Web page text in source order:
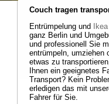
Couch tragen
Entrümpelung und
ganz Berlin und
und professionell Sie
entrümpeln, umziehen
etwas zu
Ihnen ein geeignetes
Transport? Kein
erledigen das mit
Fahrer für Sie.